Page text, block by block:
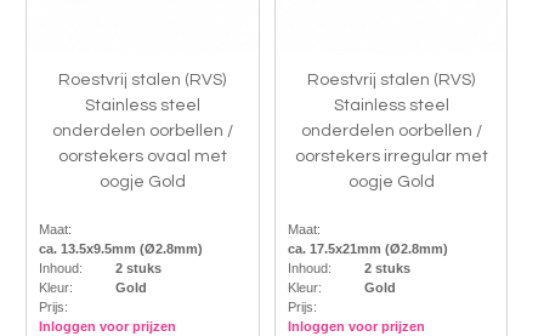
Roestvrij stalen (RVS)
Stainless steel
onderdelen oorbellen /
oorstekers ovaal met
oogje Gold
Maat:
ca. 13.5x9.5mm (Ø2.8mm)
Inhoud:
2 stuks
Kleur:
Gold
Prijs:
Inloggen voor prijzen
Roestvrij stalen (RVS)
Stainless steel
onderdelen oorbellen /
oorstekers irregular met
oogje Gold
Maat:
ca. 17.5x21mm (Ø2.8mm)
Inhoud:
2 stuks
Kleur:
Gold
Prijs:
Inloggen voor prijzen